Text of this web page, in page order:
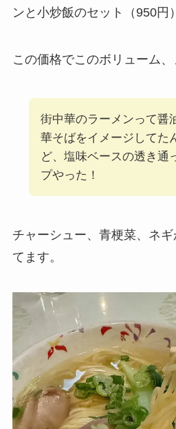
ンと小炒飯のセット（950円
この価格でこのボリューム、
街中華のラーメンって醤
華そばをイメージしてた
ど、塩味ベースの透き通
プやった！
チャーシュー、青梗菜、ネ
てます。